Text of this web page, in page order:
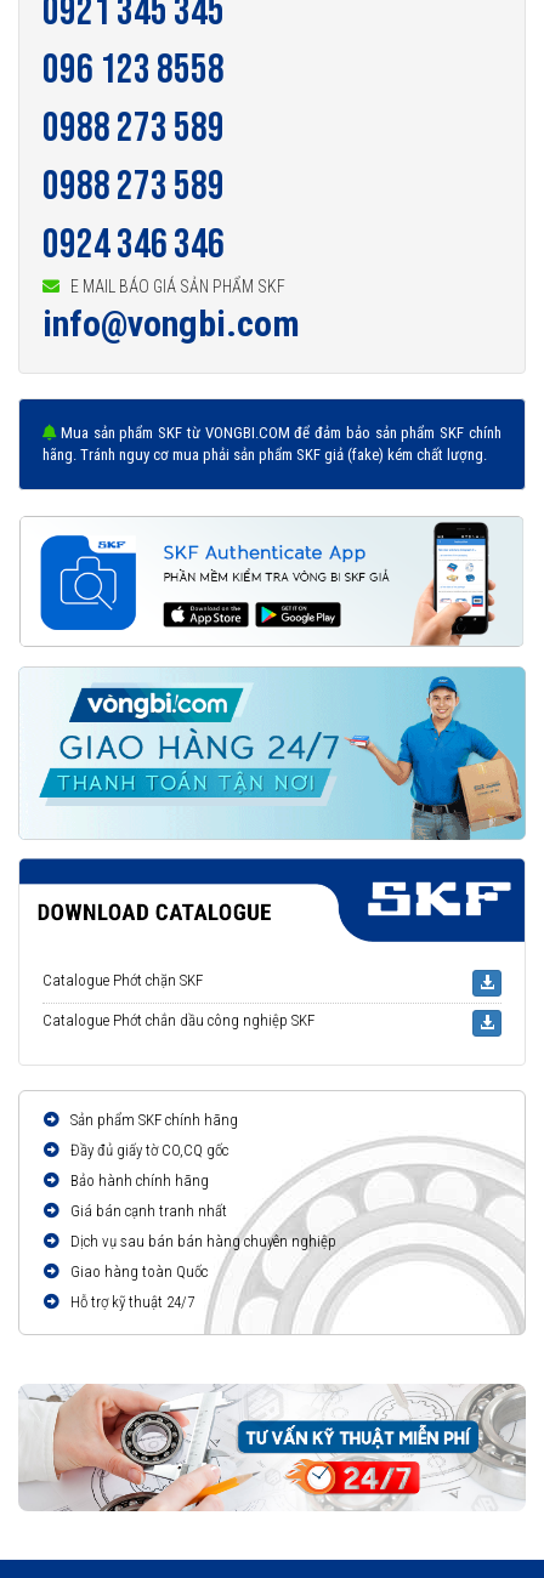
0921 345 345
096 123 8558
0988 273 589
0988 273 589
0924 346 346
E MAIL BÁO GIÁ SẢN PHẨM SKF
info@vongbi.com
Mua sản phẩm SKF từ VONGBI.COM để đảm bảo sản phẩm SKF chính
hãng. Tránh nguy cơ mua phải sản phẩm SKF giả (fake) kém chất lượng.
Catalogue Phớt chặn SKF
Catalogue Phớt chắn dầu công nghiệp SKF
Sản phẩm SKF chính hãng
Đầy đủ giấy tờ CO,CQ gốc
Bảo hành chính hãng
Giá bán cạnh tranh nhất
Dịch vụ sau bán bán hàng chuyên nghiệp
Giao hàng toàn Quốc
Hỗ trợ kỹ thuật 24/7